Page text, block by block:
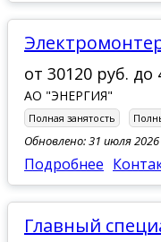
от 30120 руб. до
АО "ЭНЕРГИЯ"
Полная занятость
Обновлено: 31 июля 2026
Подробнее
Главный